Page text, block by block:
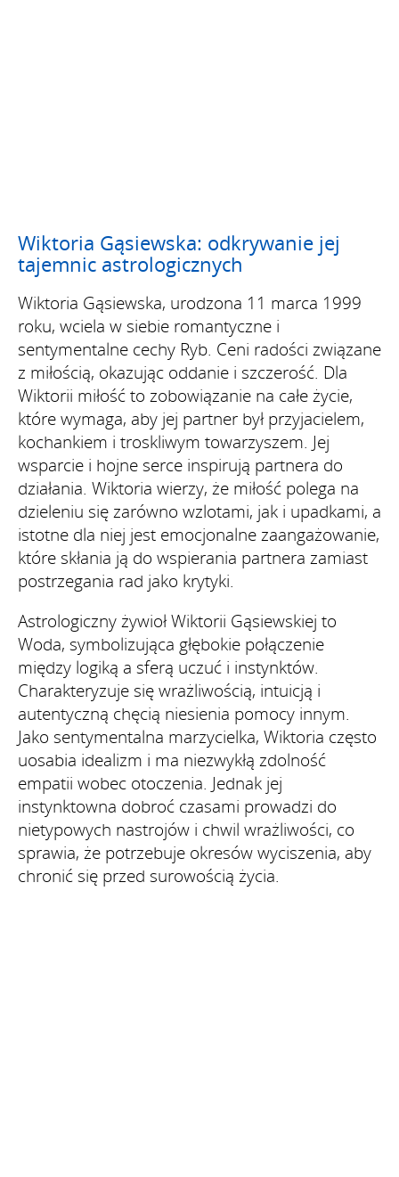
Wiktoria Gąsiewska: odkrywanie jej
tajemnic astrologicznych
Wiktoria Gąsiewska, urodzona 11 marca 1999
roku, wciela w siebie romantyczne i
sentymentalne cechy Ryb. Ceni radości związane
z miłością, okazując oddanie i szczerość. Dla
Wiktorii miłość to zobowiązanie na całe życie,
które wymaga, aby jej partner był przyjacielem,
kochankiem i troskliwym towarzyszem. Jej
wsparcie i hojne serce inspirują partnera do
działania. Wiktoria wierzy, że miłość polega na
dzieleniu się zarówno wzlotami, jak i upadkami, a
istotne dla niej jest emocjonalne zaangażowanie,
które skłania ją do wspierania partnera zamiast
postrzegania rad jako krytyki.
Astrologiczny żywioł Wiktorii Gąsiewskiej to
Woda, symbolizująca głębokie połączenie
między logiką a sferą uczuć i instynktów.
Charakteryzuje się wrażliwością, intuicją i
autentyczną chęcią niesienia pomocy innym.
Jako sentymentalna marzycielka, Wiktoria często
uosabia idealizm i ma niezwykłą zdolność
empatii wobec otoczenia. Jednak jej
instynktowna dobroć czasami prowadzi do
nietypowych nastrojów i chwil wrażliwości, co
sprawia, że potrzebuje okresów wyciszenia, aby
chronić się przed surowością życia.